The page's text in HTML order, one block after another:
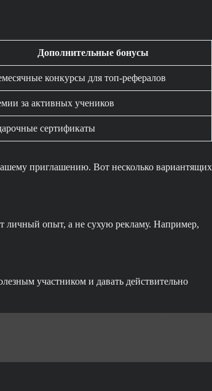
Дополнительные бонусы
конкурсы для топ-рефералов
за активных учеников
сертификаты
приглашению. Вот несколько вариантящих
личный опыт, а не сухую рекламу. Например,
участником и давать действительно